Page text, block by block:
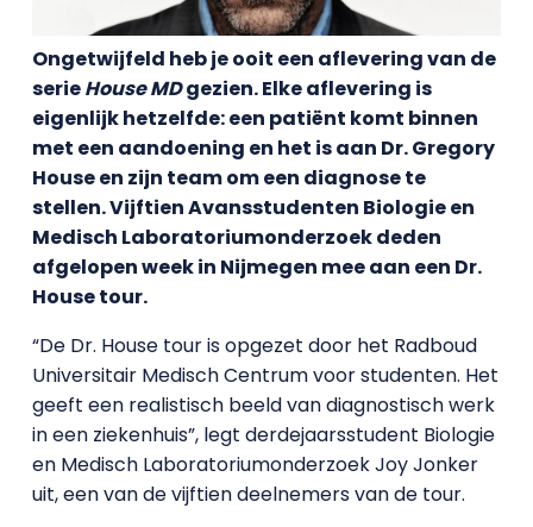
Ongetwijfeld heb je ooit een aflevering van de
serieHouse MDgezien. Elke aflevering is
eigenlijk hetzelfde: een patiënt komt binnen
met een aandoening en het is aan Dr. Gregory
House en zijn team om een diagnose te
stellen. Vijftien Avansstudenten Biologie en
Medisch Laboratoriumonderzoek deden
afgelopen week in Nijmegen mee aan een Dr.
House tour.
“De Dr. House tour is opgezet door het Radboud
Universitair Medisch Centrum voor studenten. Het
geeft een realistisch beeld van diagnostisch werk
in een ziekenhuis”, legt derdejaarsstudent Biologie
en Medisch Laboratoriumonderzoek Joy Jonker
uit, een van de vijftien deelnemers van de tour.